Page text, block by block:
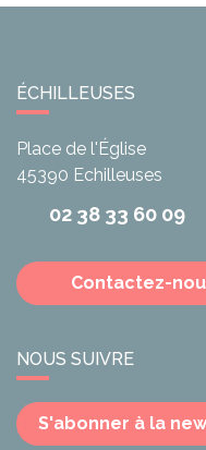
ÉCHILLEUSES
Place de l'Église
45390 Echilleuses
02 38 33 60 09
Contactez-
NOUS SUIVRE
S'abonner à la